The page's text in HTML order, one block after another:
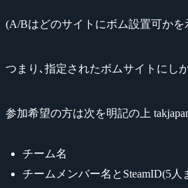
(A/Bはどのサイトにボム設置可かを
つまり､指定されたボムサイトにし
参加希望の方は次を明記の上
チーム名
チームメンバー名とSteamID(5人